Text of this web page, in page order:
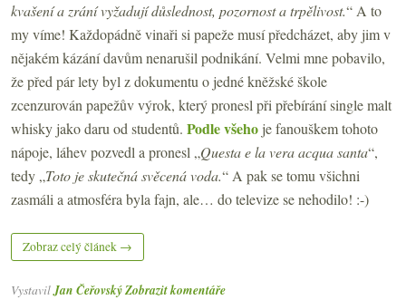
kvašení a zrání vyžadují důslednost, pozornost a trpělivost.“ A to
my víme! Každopádně vinaři si papeže musí předcházet, aby jim v
nějakém kázání davům nenarušil podnikání. Velmi mne pobavilo,
že před pár lety byl z dokumentu o jedné kněžské škole
zcenzurován papežův výrok, který pronesl při přebírání single malt
whisky jako daru od studentů. Podle všeho je fanouškem tohoto
nápoje, láhev pozvedl a pronesl „Questa e la vera acqua santa“,
tedy „Toto je skutečná svěcená voda.“ A pak se tomu všichni
zasmáli a atmosféra byla fajn, ale… do televize se nehodilo! :-)
Zobraz celý článek →
VystavilJan ČeřovskýZobrazit komentáře